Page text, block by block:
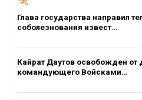
Глава государства направил
соболезнования извест…
Кайрат Даутов освобожден от
командующего Войсками…